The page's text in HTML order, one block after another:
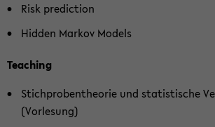
Risk pre­dic­tion
Hid­den Mar­kov Mo­dels
Tea­ching
Stich­pro­ben­theo­rie und sta­tis­ti­sche
(Vor­le­sung)